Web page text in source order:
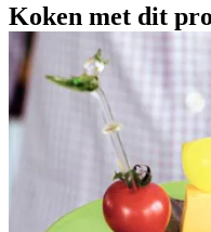
Koken met dit